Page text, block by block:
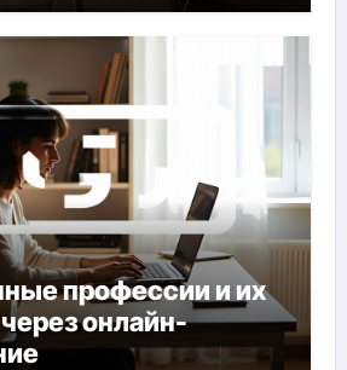
профессии и их
онлайн-